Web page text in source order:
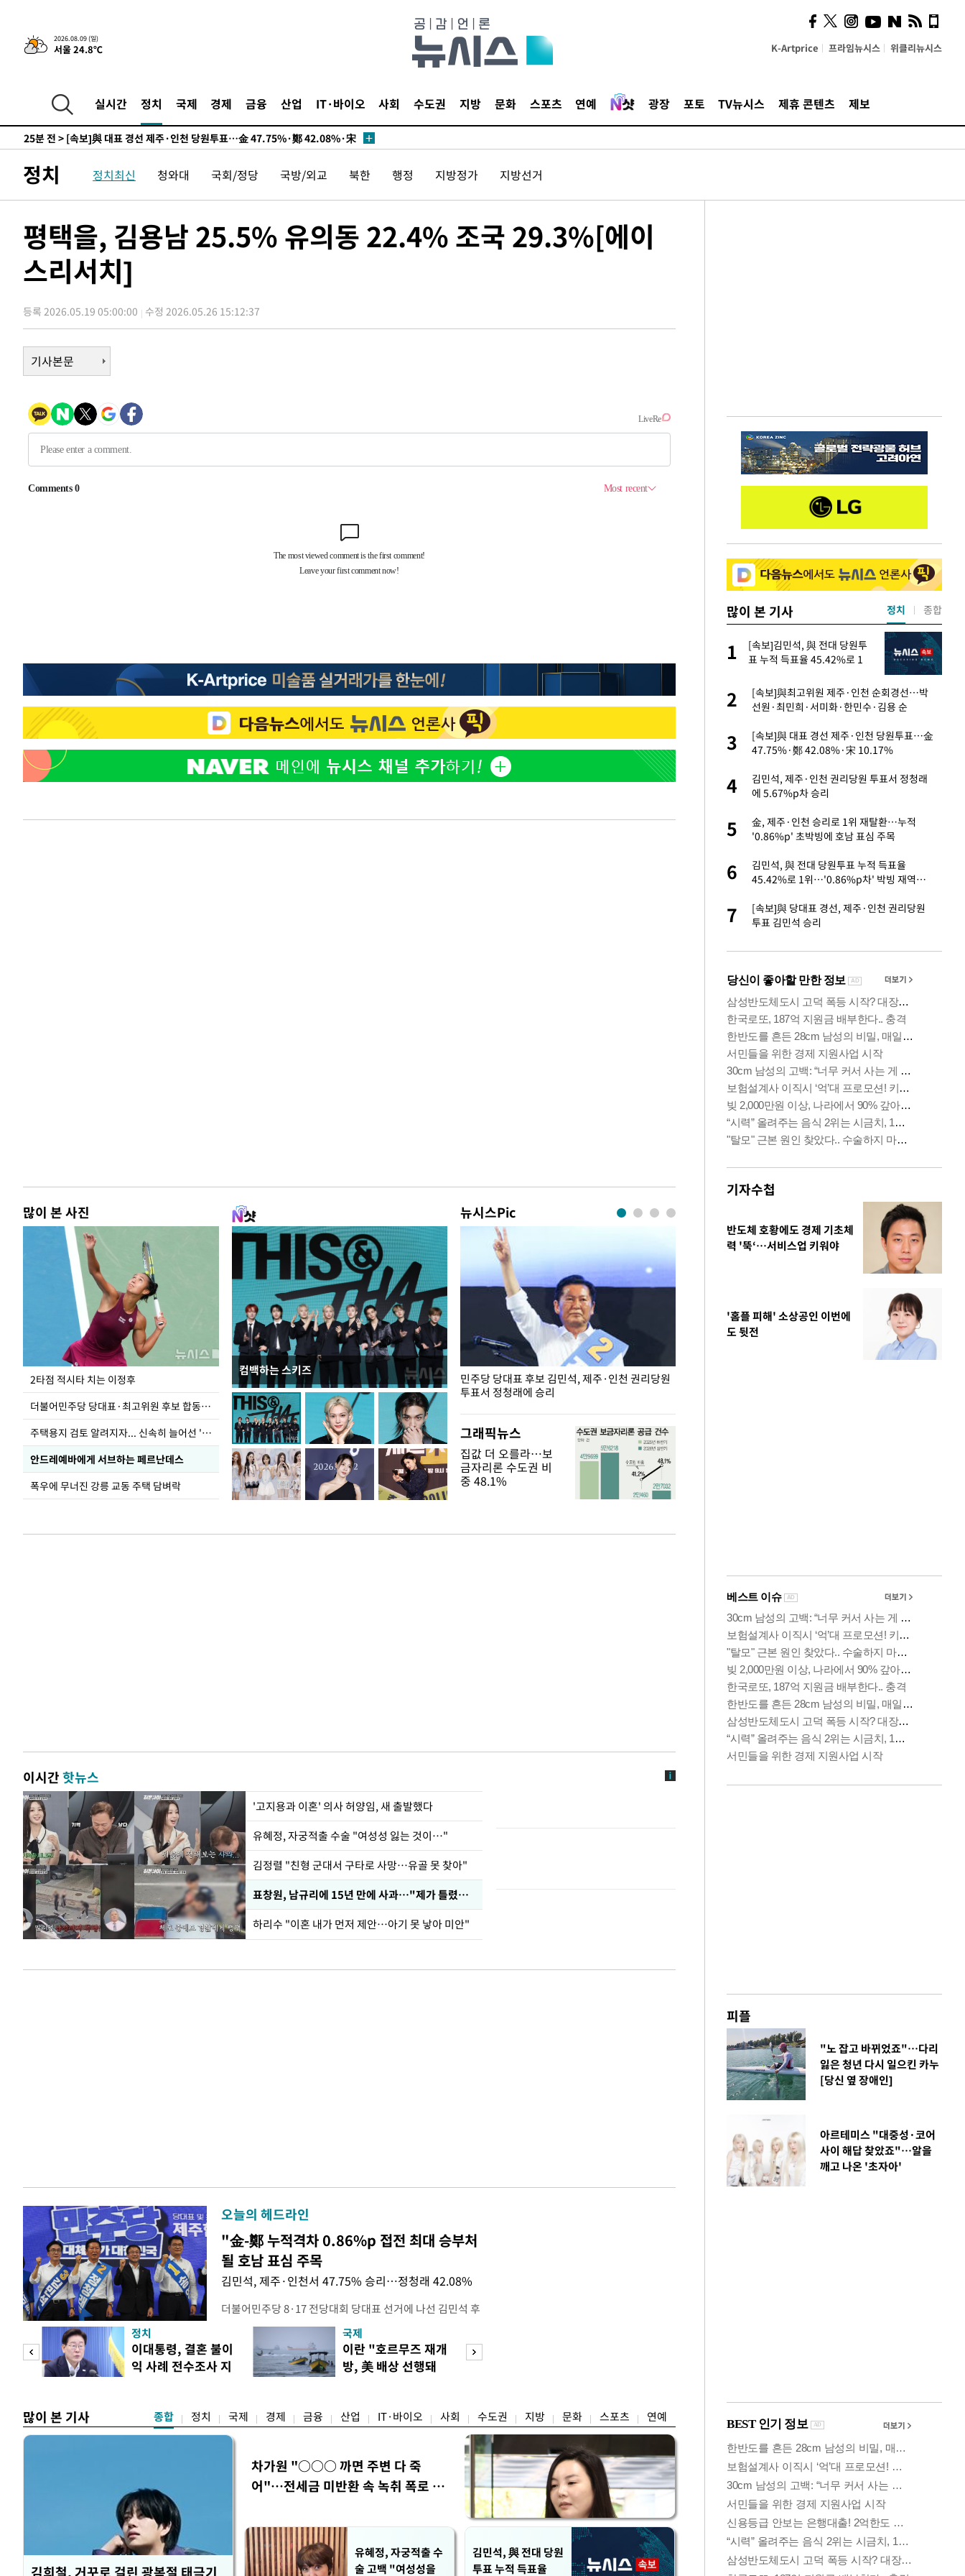
2026.08.09 (일)
서울 24.8℃ K-Artprice 프라임뉴시스 위클리뉴시스
실시간 정치 국제 경제 금융 산업 IT·바이오 사회 수도권 지방 문화 스포츠 연예 광장 포토 TV뉴시스 제휴 콘텐츠 제보
14시간 전 >[속보]뉴욕증시 상승 마감…S&P 0.6% 나스닥 1.3%↑
-8165초 전 > 이란 "호르무즈 재개방 합의 근접…美 배상 선행돼야"
수·김용 순
13분 전 >[속보]김민석, 與 전대 당원투표 누적 득표율 45.42%로 1위… 정청래
44.56%
[속보]與 대표 경선 제주·인천 당원투표…金 47.75%·鄭 42.08%·宋
10.17%
33분 전 > 이강인 "아틀레티코 이적 기뻐…등번호 7번 의미보단 팀 위해 뛸 것"
2시간 전 >
낮 최고 35도 '무더위'…동해안 시간당 30㎜ '강한 비'[내일날씨]
2시간 전 >[속보]이강인 "감독님이 원하는 마음 느꼈고, 많은 트로피 원해 아틀레
2시간 전 >온열질환 사망자 3명 늘어…누적 환자 3000명 돌파
4시간 전 >강릉에 시간당 81.4㎜ 물폭탄…도로 잠기고 담벼락 붕괴
5시간 전 > 백운산서 80년근 천종산삼 9뿌리 발견…감정가 1.3억원
6시간 전 >남자 농구, 나고야 아시안게임서 '홈팀' 일본과 한일전
8시간 전 >극한폭염 한풀 꺾이지만…'낮 최고 35도' 무더위, 열대야 계속[다음주
날씨]
8시간 전 >축구협회 "압수수색·성접대 논란 사과…쇄신의 기회로 삼겠다"
9시간 전 > [속보]'압수수색·성접대 논란' 축구협회 "실망과 걱정 안겨드려 죄송"
12시간 전 >'최고 37도' 폭염 지속…강원동해안 최대 150㎜ 비
[속보]與 대표 경선 제주·인천 당원투표…金 47.75%·鄭 42.08%·宋
이강인 "아틀레티코 이적 기뻐…등번호 7번 의미보단 팀 위해 뛸 것"
[속보]與 당대표 경선, 제주·인천 권리당원 투표 김민석 승리
4시간 전 >강릉에 시간당 81.4㎜ 물폭탄…도로 잠기고 담벼락 붕괴
5시간 전 >
백운산서 80년근 천종산삼 9뿌리 발견…감정가 1.3억원
6시간 전 >남자 농구, 나고야 아시안게임서 '홈팀' 일본과 한일전
7시간 전 >여수 오동도 해상서 모터보트 전복…1명 사망·1명 실종
8시간 전 >
극한폭염 한풀 꺾이지만…'낮 최고 35도' 무더위, 열대야 계속[다음주
날씨]
8시간 전 >축구협회 "압수수색·성접대 논란 사과…쇄신의 기회로 삼겠다"
12시간 전 >'최고 37도' 폭염 지속…강원동해안 최대 150㎜ 비
정치 정치최신 청와대 국회/정당 국방/외교 북한 행정 지방정가 지방선거
평택을, 김용남 25.5% 유의동 22.4% 조국 29.3%[에이
스리서치]
등록 2026.05.19 05:00:00 수정 2026.05.26 15:12:37
기사본문
많이 본 사진
2타점 적시타 치는 이정후
더불어민주당 당대표·최고위원 후보 합동연설회
주택용지 검토 알려지자... 신속히 늘어선 '근조화환'
안드레예바에게 서브하는 페르난데스
폭우에 무너진 강릉 교동 주택 담벼락
컴백하는 스키즈
뉴시스Pic
이번주 국회에는 무슨 일이? [뉴시스국회토pic]
민주당 당대표 후보 김민석, 제주·인천 권리당원
투표서 정청래에 승리
그래픽뉴스
집값 더 오를라…보
금자리론 수도권 비
중 48.1%
이시간핫뉴스
'고지용과 이혼' 의사 허양임, 새 출발했다
유혜정, 자궁적출 수술 "여성성 잃는 것이…"
김정렬 "친형 군대서 구타로 사망…유골 못 찾아"
표창원, 남규리에 15년 만에 사과…"제가 틀렸습니다"
하리수 "이혼 내가 먼저 제안…아기 못 낳아 미안"
오늘의 헤드라인
"金-鄭 누적격차 0.86%p 접전 최대 승부처
될 호남 표심 주목
김민석, 제주·인천서 47.75% 승리…정청래 42.08%
더불어민주당 8·17 전당대회 당대표 선거에 나선 김민석 후
보가 8일 제주·인천 지역 순회경선에서 '누적 1위'를 탈환했
다. 앞서 정청래 후보 우세 지역으로 점쳐졌던 충청권과 부산
·울산·경남 경선에서 1승 1패를 주고 받은 김 후보는 이날
제주·인천 경선에서 이기며 '2승 1패'로 앞서가게 됐다. 다
정치
이대통령, 결혼 불이
익 사례 전수조사 지
국제
이란 "호르무즈 재개
방, 美 배상 선행돼
많이 본 기사 종합 정치 국제 경제 금융 산업 IT·바이오 사회 수도권 지방 문화 스포츠 연예
김희철, 거꾸로 걸린 광복절 태극기
차가원 "○○○ 까면 주변 다 죽
어"…전세금 미반환 속 녹취 폭로 파
유혜정, 자궁적출 수
술 고백 "여성성을
김민석, 與 전대 당원
투표 누적 득표율
많이 본 기사
2
차가원 "○○○ 까면 주변 다 죽어"…전세금
미반환 속 녹취 폭로 파장
3
유혜정, 자궁적출 수술 고백 "여성성을 잃는
것이…"
4
[속보]김민석, 與 전대 당원투표 누적 득표율
5
[속보]與최고위원 제주·인천 순회경선…박
1
[속보]김민석, 與 전대 당원투
표 누적 득표율 45.42%로 1
2
[속보]與최고위원 제주·인천 순회경선…박
선원·최민희·서미화·한민수·김용 순
3
[속보]與 대표 경선 제주·인천 당원투표…金
47.75%·鄭 42.08%·宋 10.17%
4
김민석, 제주·인천 권리당원 투표서 정청래
에 5.67%p차 승리
5
金, 제주·인천 승리로 1위 재탈환…누적
'0.86%p' 초박빙에 호남 표심 주목
6
김민석, 與 전대 당원투표 누적 득표율
45.42%로 1위…'0.86%p차' 박빙 재역전
7
[속보]與 당대표 경선, 제주·인천 권리당원
투표 김민석 승리
정치 종합
기자수첩
반도체 호황에도 경제 기초체
력 '뚝‘…서비스업 키워야
'홈플 피해' 소상공인 이번에
도 뒷전
피플
"노 잡고 바뀌었죠"…다리
잃은 청년 다시 일으킨 카누
[당신 옆 장애인]
아르테미스 "대중성·코어
사이 해답 찾았죠"…알을
깨고 나온 '초자아'